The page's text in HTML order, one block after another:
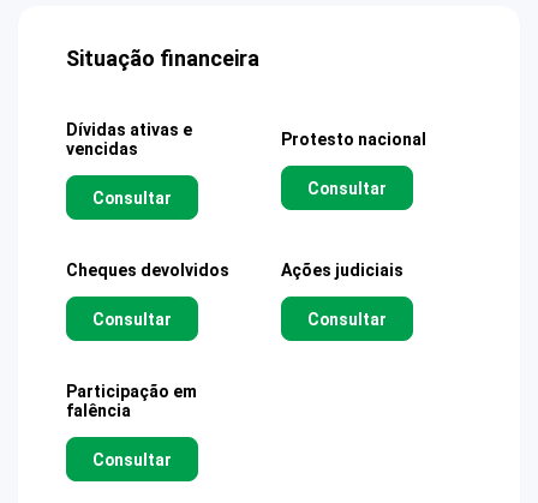
Situação financeira
Dívidas ativas e
vencidas
Consultar
Protesto nacional
Consultar
Cheques devolvidos
Consultar
Ações judiciais
Consultar
Participação em
falência
Consultar